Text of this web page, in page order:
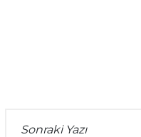
Sonraki Yazı